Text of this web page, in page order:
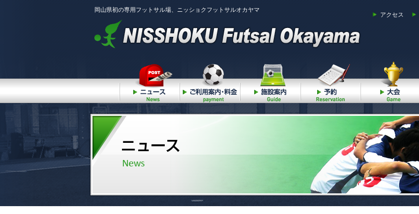
岡山県初の専用フットサル場、ニッショクフットサルオカヤマ
アクセス
ニュース ご利用案内・料金 施設案内 予約